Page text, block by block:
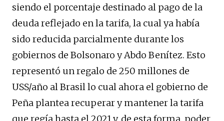
siendo el porcentaje destinado al pago de la
deuda reflejado en la tarifa, la cual ya había
sido reducida parcialmente durante los
gobiernos de Bolsonaro y Abdo Benítez. Esto
representó un regalo de 250 millones de
USS/año al Brasil lo cual ahora el gobierno de
Peña plantea recuperar y mantener la tarifa